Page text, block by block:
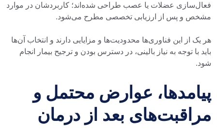
فعال‌سازی عضلات یا عصب طراحی شده‌اند؛ کاربردشان در موارد
مشخص و پس از ارزیابی تخصصی مطرح می‌شود.
هر یک از این فناوری‌ها محدودیت‌ها و مزایایی دارند و انتخاب آن‌ها
باید با توجه به نیاز بالینی، در دسترس بودن و ترجیح بیمار انجام
شود.
پیامدها، عوارض محتمل و
مراقبت‌های بعد از درمان